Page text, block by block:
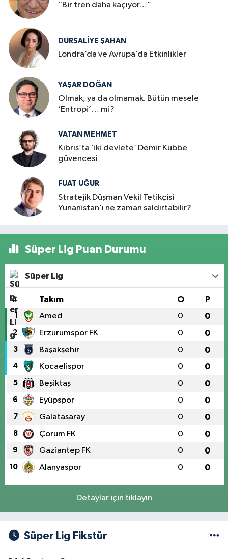
“Bir tren daha kaçıyor…”
DURSALIYE ŞAHAN
Londra’da ve Avrupa’da Etkinlikler
YAŞAR DOĞAN
Olmak, ya da olmamak. Bütün mesele
‘Entropi’… mi?
VATAN MEHMET
Kıbrıs’ta ‘iki devlete’ Demir Kubbe
güvencesi
FUAT UĞUR
Stratejik Düşman Vekil Tetikçisi
Yunanistan’ı ne zaman saldırtabilir?
Süper Lig Puan Durumu
Süper Lig
# Takım O P
1 Amed 0 0
2 Erzurumspor FK 0 0
3 Başakşehir 0 0
4 Kocaelispor 0 0
5 Beşiktaş 0 0
6 Eyüpspor 0 0
7 Galatasaray 0 0
8 Çorum FK 0 0
9 Gaziantep FK 0 0
10 Alanyaspor 0 0
Detaylar için tıklayın
Süper Lig Fikstür